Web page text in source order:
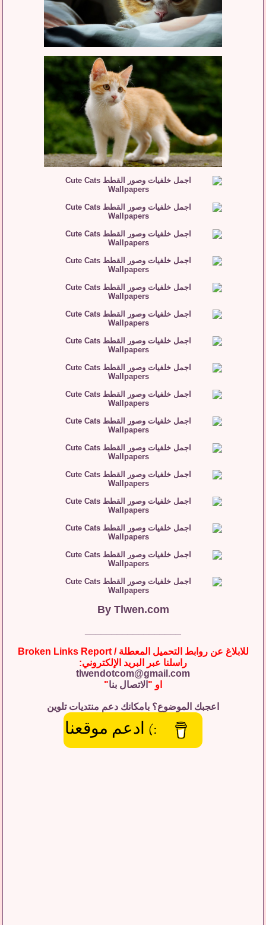
By Tlwen.com
للابلاغ عن روابط التحميل المعطلة / Broken Links Report
راسلنا عبر البريد الإلكتروني:
tlwendotcom@gmail.com
او " الاتصال بنا"
اعجبك الموضوع؟ بامكانك دعم منتديات تلوين
:) ادعم موقعنا